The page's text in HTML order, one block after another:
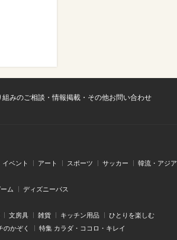
組みのご相談・情報掲載・その他お問い合わせ
イベント アート スポーツ サッカー 韓流・アジア
ム ディズニーパス
文房具 雑貨 キッチン用品 ひとりを楽しむ
のかぞく 特集 カラダ・ココロ・キレイ